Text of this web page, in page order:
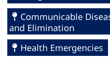
Communicable
and Elimination
Health Emergencies